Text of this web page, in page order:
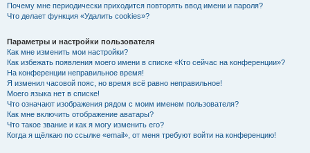
Почему мне периодически приходится повторять ввод имени и пароля?
Что делает функция «Удалить cookies»?
Параметры и настройки пользователя
Как мне изменить мои настройки?
Как избежать появления моего имени в списке «Кто сейчас на конференции»?
На конференции неправильное время!
Я изменил часовой пояс, но время всё равно неправильное!
Моего языка нет в списке!
Что означают изображения рядом с моим именем пользователя?
Как мне включить отображение аватары?
Что такое звание и как я могу изменить его?
Когда я щёлкаю по ссылке «email», от меня требуют войти на конференцию!